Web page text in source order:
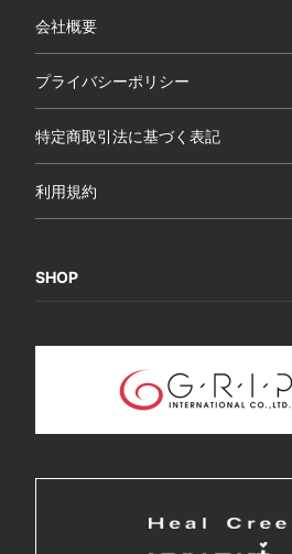
会社概要
プライバシーポリシー
特定商取引法に基づく表記
利用規約
SHOP